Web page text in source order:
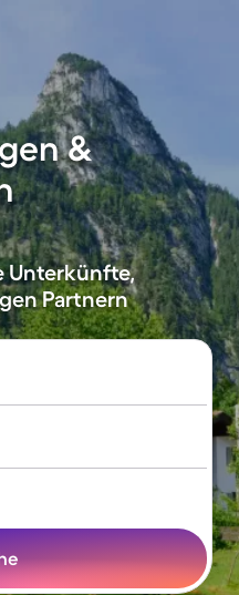
&
Unterkünfte,
Partnern